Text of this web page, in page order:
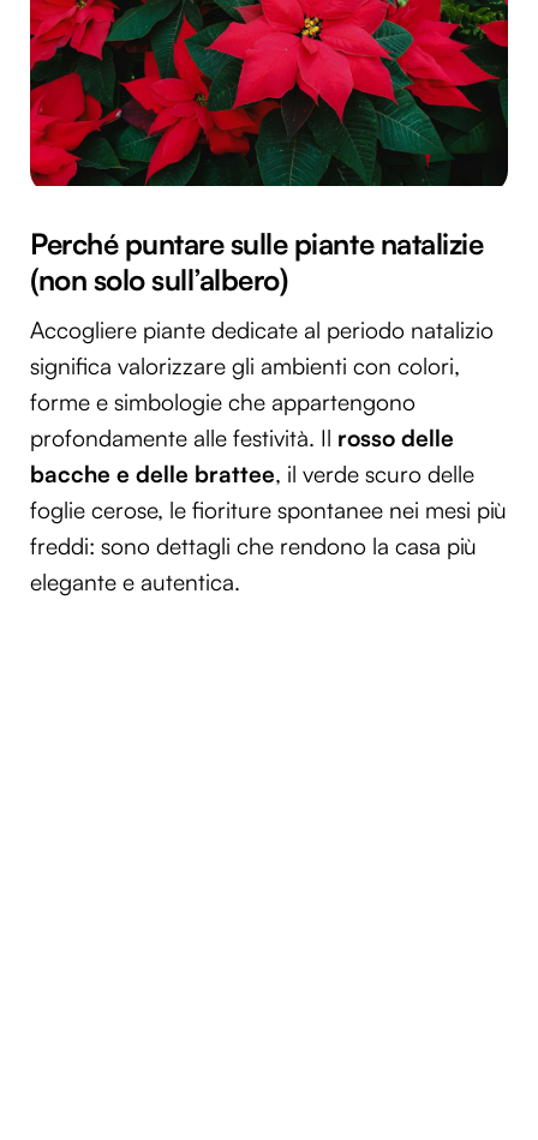
Perché puntare sulle piante natalizie
(non solo sull’albero)
Accogliere piante dedicate al periodo natalizio
significa valorizzare gli ambienti con colori,
forme e simbologie che appartengono
profondamente alle festività. Il rosso delle
bacche e delle brattee, il verde scuro delle
foglie cerose, le fioriture spontanee nei mesi più
freddi: sono dettagli che rendono la casa più
elegante e autentica.